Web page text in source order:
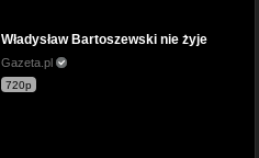
Władysław Bartoszewski nie żyje
Gazeta.pl
720p